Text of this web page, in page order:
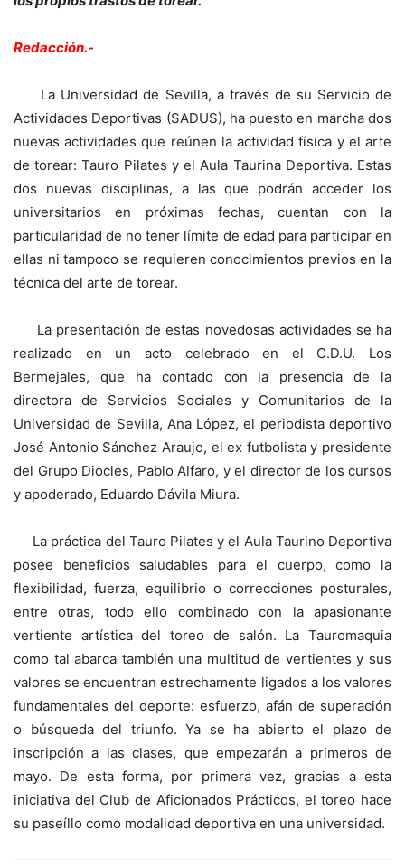
Redacción.-
La Universidad de Sevilla, a través de su Servicio de
Actividades Deportivas (SADUS), ha puesto en marcha dos
nuevas actividades que reúnen la actividad física y el arte
de torear: Tauro Pilates y el Aula Taurina Deportiva. Estas
dos nuevas disciplinas, a las que podrán acceder los
universitarios en próximas fechas, cuentan con la
particularidad de no tener límite de edad para participar en
ellas ni tampoco se requieren conocimientos previos en la
técnica del arte de torear.
La presentación de estas novedosas actividades se ha
realizado en un acto celebrado en el C.D.U. Los
Bermejales, que ha contado con la presencia de la
directora de Servicios Sociales y Comunitarios de la
Universidad de Sevilla, Ana López, el periodista deportivo
José Antonio Sánchez Araujo, el ex futbolista y presidente
del Grupo Diocles, Pablo Alfaro, y el director de los cursos
y apoderado, Eduardo Dávila Miura.
La práctica del Tauro Pilates y el Aula Taurino Deportiva
posee beneficios saludables para el cuerpo, como la
flexibilidad, fuerza, equilibrio o correcciones posturales,
entre otras, todo ello combinado con la apasionante
vertiente artística del toreo de salón. La Tauromaquia
como tal abarca también una multitud de vertientes y sus
valores se encuentran estrechamente ligados a los valores
fundamentales del deporte: esfuerzo, afán de superación
o búsqueda del triunfo. Ya se ha abierto el plazo de
inscripción a las clases, que empezarán a primeros de
mayo. De esta forma, por primera vez, gracias a esta
iniciativa del Club de Aficionados Prácticos, el toreo hace
su paseíllo como modalidad deportiva en una universidad.